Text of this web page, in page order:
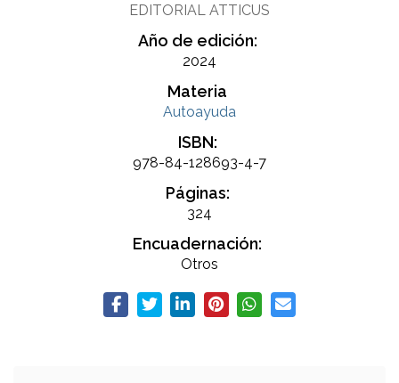
EDITORIAL ATTICUS
Año de edición:
2024
Materia
Autoayuda
ISBN:
978-84-128693-4-7
Páginas:
324
Encuadernación:
Otros